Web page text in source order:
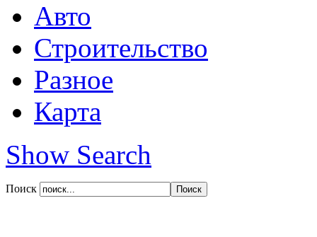
Авто
Строительство
Разное
Карта
Show Search
Поиск